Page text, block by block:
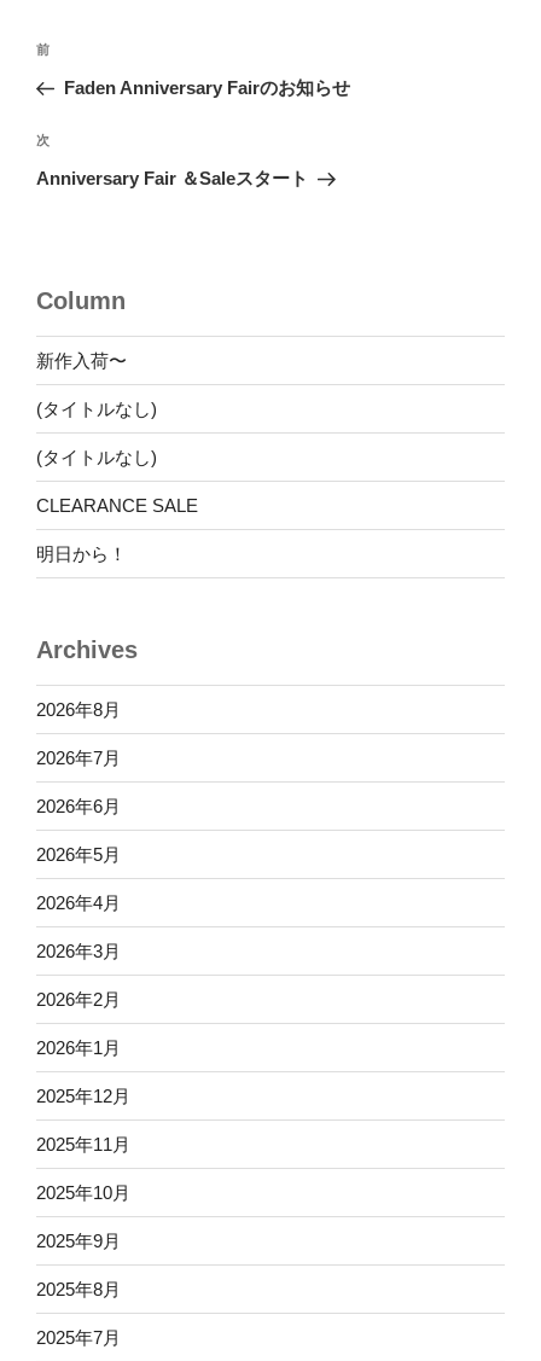
投
ナ
ビ
ゲ
ン
前
の
稿
前
Faden Anniversary Fairのお知らせ
次
の
次
Anniversary Fair ＆Saleスタート
Column
新作入荷〜
(タイトルなし)
(タイトルなし)
CLEARANCE SALE
明日から！
Archives
2026年8月
2026年7月
2026年6月
2026年5月
2026年4月
2026年3月
2026年2月
2026年1月
2025年12月
2025年11月
2025年10月
2025年9月
2025年8月
2025年7月